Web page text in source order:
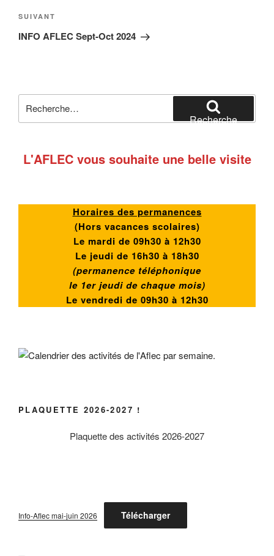
Article
suivant
SUIVANT
INFO AFLEC Sept-Oct 2024
pour
Recherche
L'AFLEC vous souhaite une belle visite
Horaires des permanences
(Hors vacances scolaires)
Le mardi de 09h30 à 12h30
Le jeudi de 16h30 à 18h30
(permanence téléphonique
le 1er jeudi de chaque mois)
Le vendredi de 09h30 à 12h30
PLAQUETTE 2026-2027 !
Plaquette des activités 2026-2027
Info-Aflec mai-juin 2026 Télécharger